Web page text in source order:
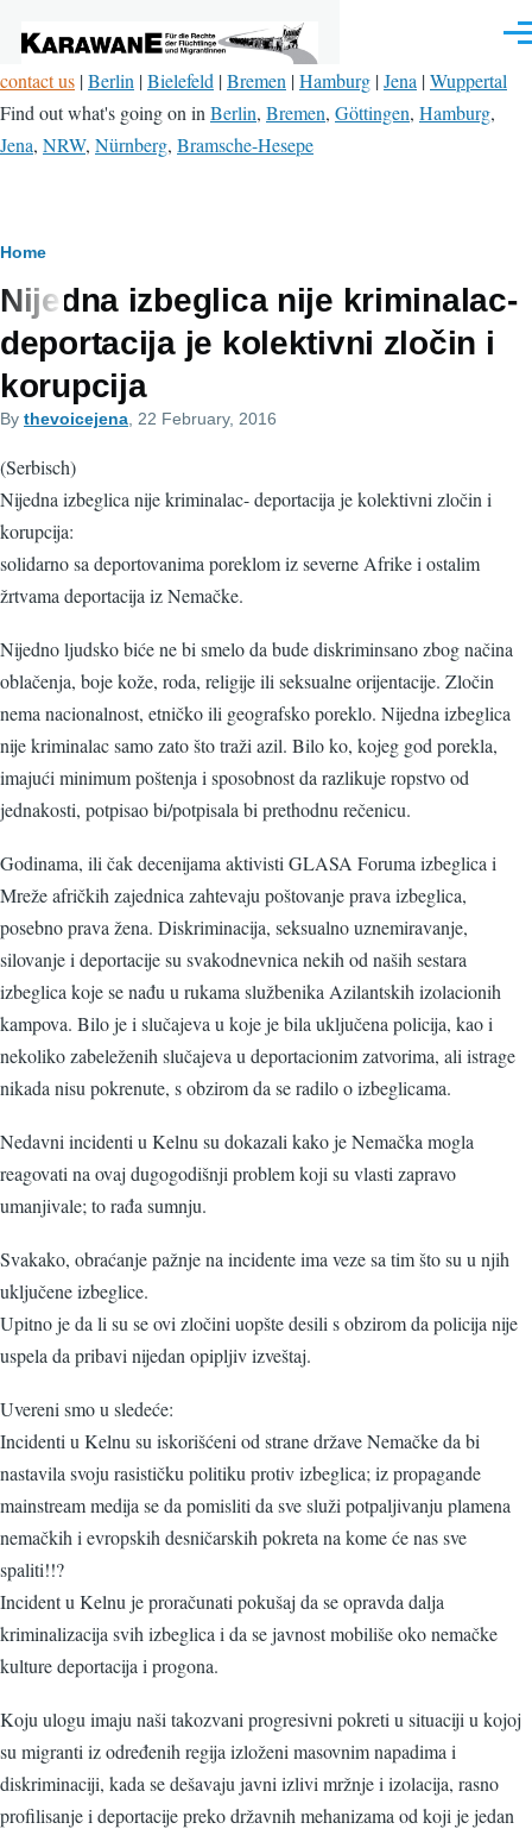
contact us |Berlin |Bielefeld |Bremen |Hamburg |Jena |Wuppertal
Find out what's going on in Berlin, Bremen, Göttingen, Hamburg,
Jena, NRW, Nürnberg, Bramsche-Hesepe
Breadcrumb
Home
Nijedna izbeglica nije kriminalac-
deportacija je kolektivni zločin i
korupcija
By thevoicejena , 22 February, 2016
(Serbisch)
Nijedna izbeglica nije kriminalac- deportacija je kolektivni zločin i
korupcija:
solidarno sa deportovanima poreklom iz severne Afrike i ostalim
žrtvama deportacija iz Nemačke.
Nijedno ljudsko biće ne bi smelo da bude diskriminsano zbog načina
oblačenja, boje kože, roda, religije ili seksualne orijentacije. Zločin
nema nacionalnost, etničko ili geografsko poreklo. Nijedna izbeglica
nije kriminalac samo zato što traži azil. Bilo ko, kojeg god porekla,
imajući minimum poštenja i sposobnost da razlikuje ropstvo od
jednakosti, potpisao bi/potpisala bi prethodnu rečenicu.
Godinama, ili čak decenijama aktivisti GLASA Foruma izbeglica i
Mreže afričkih zajednica zahtevaju poštovanje prava izbeglica,
posebno prava žena. Diskriminacija, seksualno uznemiravanje,
silovanje i deportacije su svakodnevnica nekih od naših sestara
izbeglica koje se nađu u rukama službenika Azilantskih izolacionih
kampova. Bilo je i slučajeva u koje je bila uključena policija, kao i
nekoliko zabeleženih slučajeva u deportacionim zatvorima, ali istrage
nikada nisu pokrenute, s obzirom da se radilo o izbeglicama.
Nedavni incidenti u Kelnu su dokazali kako je Nemačka mogla
reagovati na ovaj dugogodišnji problem koji su vlasti zapravo
umanjivale; to rađa sumnju.
Svakako, obraćanje pažnje na incidente ima veze sa tim što su u njih
uključene izbeglice.
Upitno je da li su se ovi zločini uopšte desili s obzirom da policija nije
uspela da pribavi nijedan opipljiv izveštaj.
Uvereni smo u sledeće:
Incidenti u Kelnu su iskorišćeni od strane države Nemačke da bi
nastavila svoju rasističku politiku protiv izbeglica; iz propagande
mainstream medija se da pomisliti da sve služi potpaljivanju plamena
nemačkih i evropskih desničarskih pokreta na kome će nas sve
spaliti!!?
Incident u Kelnu je proračunati pokušaj da se opravda dalja
kriminalizacija svih izbeglica i da se javnost mobiliše oko nemačke
kulture deportacija i progona.
Koju ulogu imaju naši takozvani progresivni pokreti u situaciji u kojoj
su migranti iz određenih regija izloženi masovnim napadima i
diskriminaciji, kada se dešavaju javni izlivi mržnje i izolacija, rasno
profilisanje i deportacije preko državnih mehanizama od koji je jedan